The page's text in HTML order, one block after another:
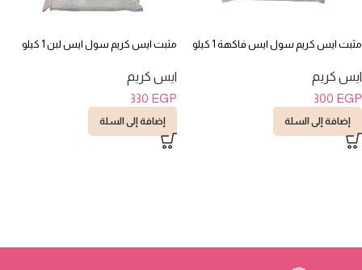
مثبت ايس كريم سول ايس فاكهة 1 كيلو
ايس كريم
300 EGP
إضافة إلى السلة
مثبت ايس كريم سول ايس لبن 1 كيلو
ايس كريم
330 EGP
إضافة إلى السلة